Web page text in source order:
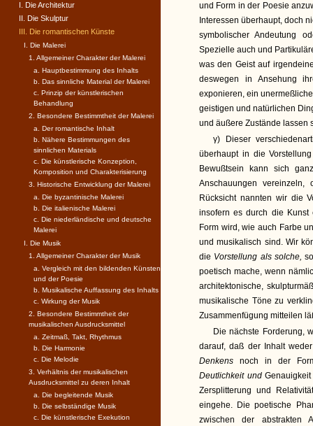
und Form in der Poesie
Interessen überhaupt, doch
symbolischer Andeutung
Spezielle auch und
was den Geist auf
deswegen in Ansehung
exponieren, ein
geistigen und natürlichen
und äußere Zustände lassen
γ) Dieser
überhaupt in die
Bewußtsein kann sich
Anschauungen
Rücksicht nannten wir die
insofern es durch die
Form wird, wie auch Farbe
und musikalisch sind. Wir
die Vorstellung als solche,
poetisch mache, wenn
architektonische,
musikalische Töne zu
Zusammenfügung mitteilen
Die nächste Forderung,
darauf, daß der Inhalt
Denkens noch in der
Deutlichkeit und
Zersplitterung und
eingehe. Die poetische
zwischen der abstrakten
I. Die Architektur
II. Die Skulptur
III. Die romantischen Künste
I. Die Malerei
1. Allgemeiner Charakter der Malerei
a. Hauptbestimmung des Inhalts
b. Das sinnliche Material der Malerei
c. Prinzip der künstlerischen
Behandlung
2. Besondere Bestimmtheit der Malerei
a. Der romantische Inhalt
b. Nähere Bestimmungen des
sinnlichen Materials
c. Die künstlerische Konzeption,
Komposition und Charakterisierung
3. Historische Entwicklung der Malerei
a. Die byzantinische Malerei
b. Die italienische Malerei
c. Die niederländische und deutsche
Malerei
I. Die Musik
1. Allgemeiner Charakter der Musik
a. Vergleich mit den bildenden Künsten
und der Poesie
b. Musikalische Auffassung des Inhalts
c. Wirkung der Musik
2. Besondere Bestimmtheit der
musikalischen Ausdrucksmittel
a. Zeitmaß, Takt, Rhythmus
b. Die Harmonie
c. Die Melodie
3. Verhältnis der musikalischen
Ausdrucksmittel zu deren Inhalt
a. Die begleitende Musik
b. Die selbständige Musik
c. Die künstlerische Exekution